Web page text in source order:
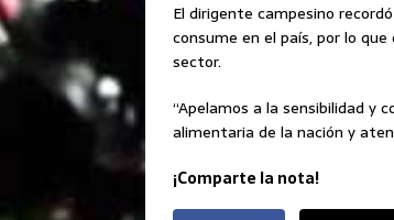
El dirigente campesino
consume en el país, por lo
sector.
“Apelamos a la sensibilidad y
alimentaria de la nación y
¡Comparte la nota!